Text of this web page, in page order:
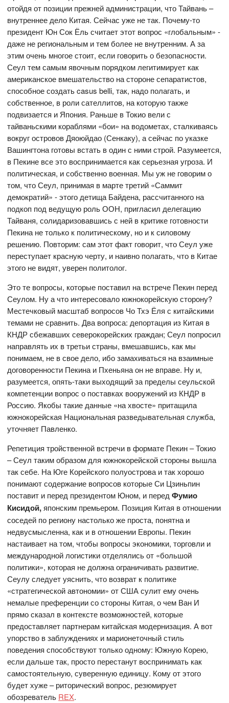
отойдя от позиции прежней администрации, что Тайвань –
внутреннее дело Китая. Сейчас уже не так. Почему-то
президент Юн Сок Ёль считает этот вопрос «глобальным» -
даже не региональным и тем более не внутренним. А за
этим очень многое стоит, если говорить о безопасности.
Сеул тем самым явочным порядком легитимирует как
американское вмешательство на стороне сепаратистов,
способное создать casus belli, так, надо полагать, и
собственное, в роли сателлитов, на которую также
подвизается и Япония. Раньше в Токио вели с
тайваньскими кораблями «бои» на водометах, сталкиваясь
вокруг островов Дяоюйдао (Сенкаку), а сейчас по указке
Вашингтона готовы встать в один с ними строй. Разумеется,
в Пекине все это воспринимается как серьезная угроза. И
политическая, и собственно военная. Мы уж не говорим о
том, что Сеул, принимая в марте третий «Саммит
демократий» - этого детища Байдена, рассчитанного на
подкоп под ведущую роль ООН, пригласил делегацию
Тайваня, солидаризовавшись с ней в критике готовности
Пекина не только к политическому, но и к силовому
решению. Повторим: сам этот факт говорит, что Сеул уже
переступает красную черту, и наивно полагать, что в Китае
этого не видят, уверен политолог.
Это те вопросы, которые поставил на встрече Пекин перед
Сеулом. Ну а что интересовало южнокорейскую сторону?
Местечковый масштаб вопросов Чо Тхэ Ёля с китайскими
темами не сравнить. Два вопроса: депортация из Китая в
КНДР сбежавших северокорейских граждан; Сеул попросил
направлять их в третьи страны, вмешавшись, как мы
понимаем, не в свое дело, ибо замахиваться на взаимные
договоренности Пекина и Пхеньяна он не вправе. Ну и,
разумеется, опять-таки выходящий за пределы сеульской
компетенции вопрос о поставках вооружений из КНДР в
Россию. Якобы такие данные «на хвосте» притащила
южнокорейская Национальная разведывательная служба,
уточняет Павленко.
Репетиция тройственной встречи в формате Пекин – Токио
– Сеул таким образом для южнокорейской стороны вышла
так себе. На Юге Корейского полуострова и так хорошо
понимают содержание вопросов которые Си Цзиньпин
поставит и перед президентом Юном, и передФумио
Кисидой,японским премьером. Позиция Китая в отношении
соседей по региону настолько же проста, понятна и
недвусмысленна, как и в отношении Европы. Пекин
настаивает на том, чтобы вопросы экономики, торговли и
международной логистики отделялись от «большой
политики», которая не должна ограничивать развитие.
Сеулу следует уяснить, что возврат к политике
«стратегической автономии» от США сулит ему очень
немалые преференции со стороны Китая, о чем Ван И
прямо сказал в контексте возможностей, которые
предоставляет партнерам китайская модернизация. А вот
упорство в заблуждениях и марионеточный стиль
поведения способствуют только одному: Южную Корею,
если дальше так, просто перестанут воспринимать как
самостоятельную, суверенную единицу. Кому от этого
будет хуже – риторический вопрос, резюмирует
обозреватель REX.